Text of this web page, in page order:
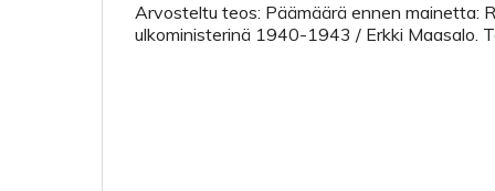
Arvosteltu teos: Päämäärä ennen mainetta:
ulkoministerinä 1940-1943 / Erkki Maasalo.